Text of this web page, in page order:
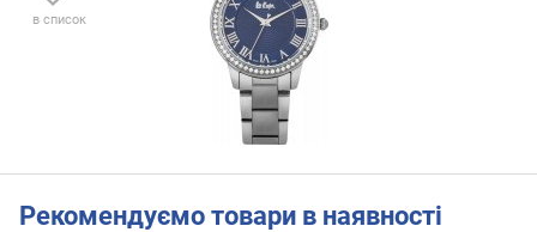
в список
Рекомендуємо товари в наявності